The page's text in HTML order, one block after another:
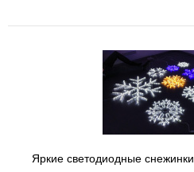
Яркие светодиодные снежинки